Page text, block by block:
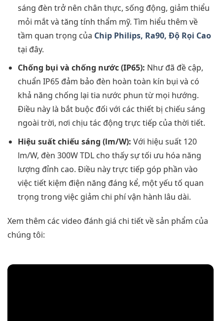
sáng đèn trở nên chân thực, sống động, giảm thiểu
mỏi mắt và tăng tính thẩm mỹ. Tìm hiểu thêm về
tầm quan trọng của Chip Philips, Ra90, Độ Rọi Cao
tại đây.
Chống bụi và chống nước (IP65): Như đã đề cập,
chuẩn IP65 đảm bảo đèn hoàn toàn kín bụi và có
khả năng chống lại tia nước phun từ mọi hướng.
Điều này là bắt buộc đối với các thiết bị chiếu sáng
ngoài trời, nơi chịu tác động trực tiếp của thời tiết.
Hiệu suất chiếu sáng (lm/W): Với hiệu suất 120
lm/W, đèn 300W TDL cho thấy sự tối ưu hóa năng
lượng đỉnh cao. Điều này trực tiếp góp phần vào
việc tiết kiệm điện năng đáng kể, một yếu tố quan
trọng trong việc giảm chi phí vận hành lâu dài.
Xem thêm các video đánh giá chi tiết về sản phẩm của
chúng tôi: